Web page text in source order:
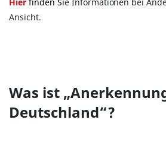
Ansicht.
Was ist
Deutschland“?